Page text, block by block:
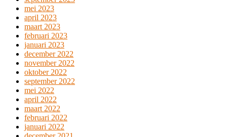
mei 2023
april 2023
maart 2023
februari 2023
januari 2023
december 2022
november 2022
oktober 2022
september 2022
mei 2022
april 2022
maart 2022
februari 2022
januari 2022